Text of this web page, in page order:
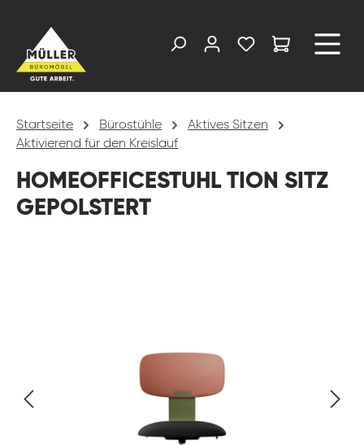
Startseite Bürostühle
Aktives Sitzen
Aktivierend für den Kreislauf
HOMEOFFICESTUHL TION SITZ
GEPOLSTERT